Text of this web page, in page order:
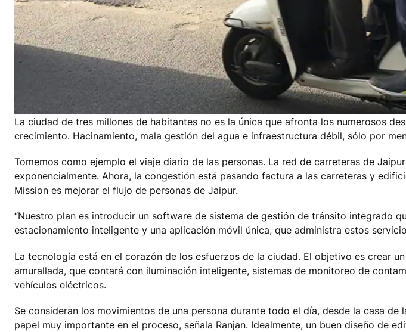
La ciudad de tres millones de habitantes no es la única que afronta los numerosos
crecimiento. Hacinamiento, mala gestión del agua e infraestructura débil, sólo por
Tomemos como ejemplo el viaje diario de las personas. La red de carreteras de
exponencialmente. Ahora, la congestión está pasando factura a las carreteras y
Mission es mejorar el flujo de personas de Jaipur.
“Nuestro plan es introducir un software de sistema de gestión de tránsito integrado
estacionamiento inteligente y una aplicación móvil única, que administra estos
La tecnología está en el corazón de los esfuerzos de la ciudad. El objetivo es crear
amurallada, que contará con iluminación inteligente, sistemas de monitoreo de
vehículos eléctricos.
Se consideran los movimientos de una persona durante todo el día, desde la casa
papel muy importante en el proceso, señala Ranjan. Idealmente, un buen diseño de